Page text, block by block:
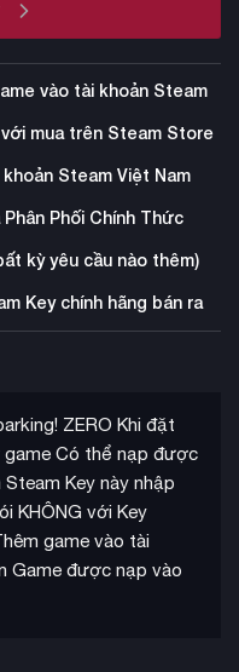
vào tài khoản Steam
mua trên Steam Store
Steam Việt Nam
Phối Chính Thức
kỳ yêu cầu nào thêm)
Key chính hãng bán ra
ZERO Khi đặt
game Có thể nạp được
Key này nhập
KHÔNG với Key
game vào tài
Game được nạp vào